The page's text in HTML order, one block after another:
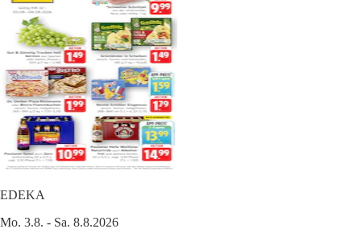
EDEKA
Mo. 3.8. - Sa. 8.8.2026